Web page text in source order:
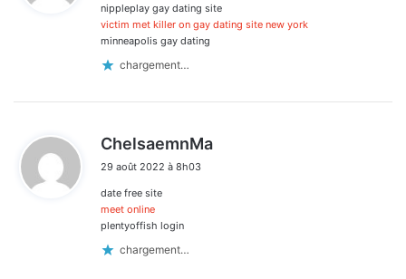
:
nippleplay gay dating site
victim met killer on gay dating site new york
minneapolis gay dating
chargement…
ChelsaemnMa
29 août 2022 à 8h03
date free site
meet online
plentyoffish login
chargement…